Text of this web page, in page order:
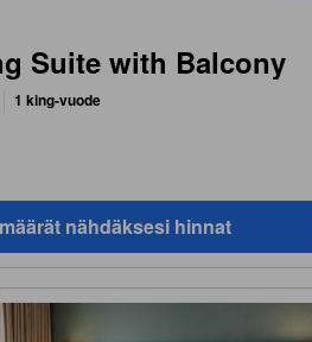
Suite with Balcony
1 king-vuode
nähdäksesi hinnat